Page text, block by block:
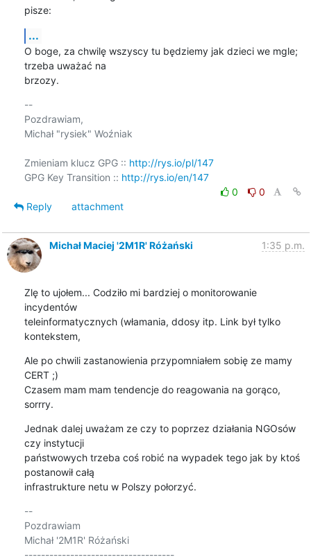
pisze:
...
O boge, za chwilę wszyscy tu będziemy jak dzieci we mgle;
trzeba uważać na
brzozy.
--
Pozdrawiam,
Michał "rysiek" Woźniak
Zmieniam klucz GPG :: http://rys.io/pl/147
GPG Key Transition :: http://rys.io/en/147
0
0
Reply
attachment
Michał Maciej '2M1R' Różański 1:35 p.m.
Zlę to ujołem... Codziło mi bardziej o monitorowanie
incydentów
teleinformatycznych (włamania, ddosy itp. Link był tylko
kontekstem,
Ale po chwili zastanowienia przypomniałem sobię ze mamy
CERT ;)
Czasem mam mam tendencje do reagowania na gorąco,
sorrry.
Jednak dalej uważam ze czy to poprzez działania NGOsów
czy instytucji
państwowych trzeba coś robić na wypadek tego jak by ktoś
postanowił całą
infrastrukture netu w Polszy połorzyć.
--
Pozdrawiam
Michał '2M1R' Różański
------------------------------------